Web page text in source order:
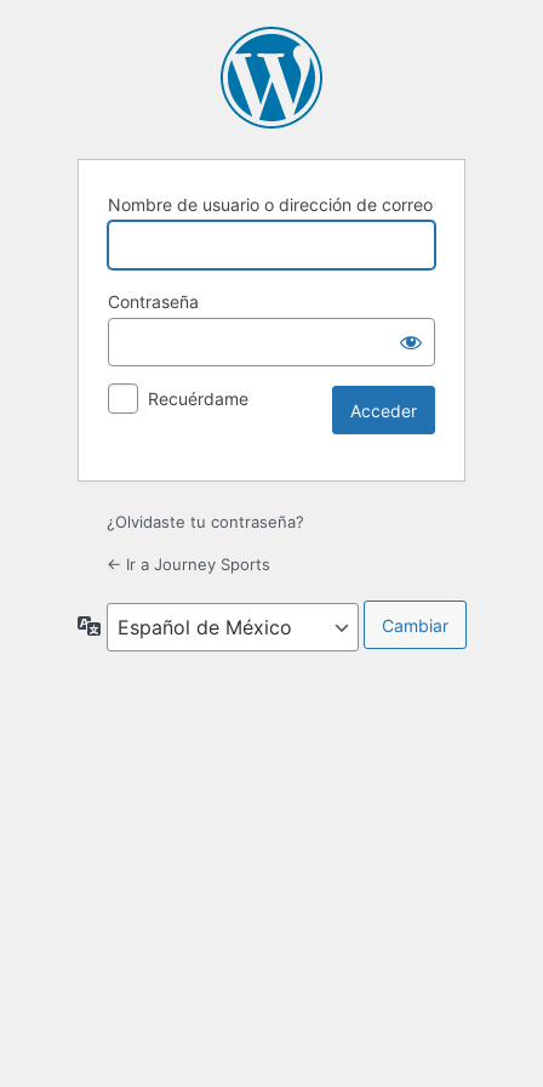
Nombre de usuario o dirección de correo
Contraseña
Recuérdame
¿Olvidaste tu contraseña?
← Ir a Journey Sports
Idioma